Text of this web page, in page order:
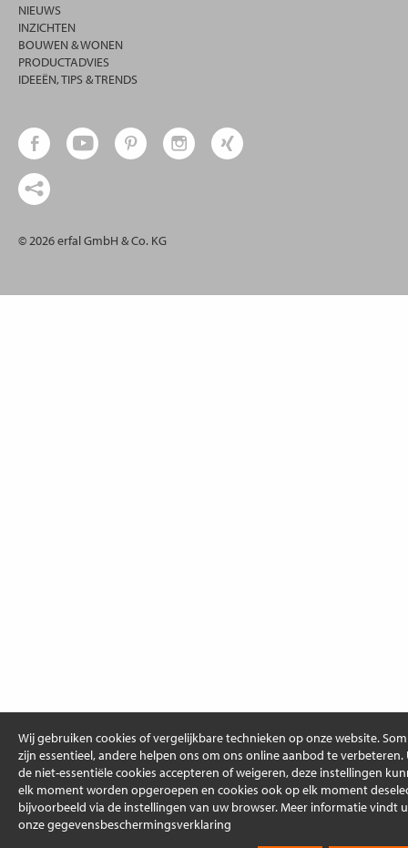
Wij gebruiken cookies of vergelijkbare technieken op onze website.
zijn essentieel, andere helpen ons om ons online aanbod te verbeteren.
de niet-essentiële cookies accepteren of weigeren, deze instellingen
elk moment worden opgeroepen en cookies ook op elk moment
bijvoorbeeld via de instellingen van uw browser. Meer informatie vindt
onze gegevensbeschermingsverklaring
NIEUWS
INZICHTEN
BOUWEN & WONEN
PRODUCTADVIES
IDEEËN, TIPS & TRENDS
© 2026 erfal GmbH & Co. KG